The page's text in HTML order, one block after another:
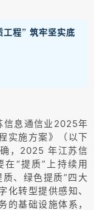
程” 筑牢坚实底
信息通信业2025年
实施方案》（以下
，2025 年江苏信
“提质”上持续用
、绿色提质”四大
化转型提供感知、
的基础设施体系，